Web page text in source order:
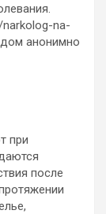
na-
анонимно
при
после